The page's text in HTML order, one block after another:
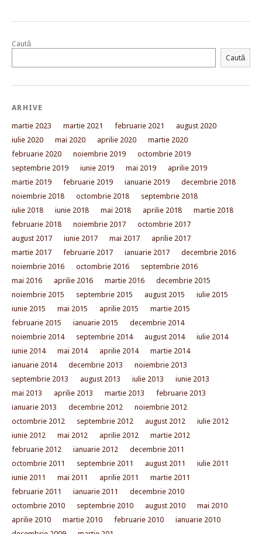
Caută
Caută
ARHIVE
martie 2023 martie 2021 februarie 2021
august 2020
iulie 2020
mai 2020 aprilie 2020
martie 2020
februarie 2020
noiembrie 2019
octombrie 2019
septembrie 2019
iunie 2019 mai 2019
aprilie 2019
martie 2019
februarie 2019 ianuarie 2019
decembrie 2018
noiembrie 2018
octombrie 2018
septembrie 2018
iulie 2018
iunie 2018 mai 2018 aprilie 2018
martie 2018
februarie 2018
noiembrie 2017
octombrie 2017
august 2017
iunie 2017 mai 2017
aprilie 2017
martie 2017
februarie 2017 ianuarie 2017
decembrie 2016
noiembrie 2016
octombrie 2016
septembrie 2016
mai 2016
aprilie 2016 martie 2016
decembrie 2015
noiembrie 2015
septembrie 2015 august 2015
iulie 2015
iunie 2015
mai 2015 aprilie 2015
martie 2015
februarie 2015
ianuarie 2015
decembrie 2014
noiembrie 2014
septembrie 2014 august 2014
iulie 2014
iunie 2014
mai 2014 aprilie 2014
martie 2014
ianuarie 2014
decembrie 2013
noiembrie 2013
septembrie 2013
august 2013 iulie 2013
iunie 2013
mai 2013
aprilie 2013 martie 2013
februarie 2013
ianuarie 2013
decembrie 2012
noiembrie 2012
octombrie 2012
septembrie 2012 august 2012
iulie 2012
iunie 2012
mai 2012 aprilie 2012
martie 2012
februarie 2012
ianuarie 2012
decembrie 2011
octombrie 2011
septembrie 2011 august 2011
iulie 2011
iunie 2011
mai 2011 aprilie 2011
martie 2011
februarie 2011
ianuarie 2011
decembrie 2010
octombrie 2010
septembrie 2010 august 2010
mai 2010
aprilie 2010
martie 2010 februarie 2010
ianuarie 2010